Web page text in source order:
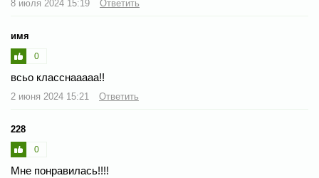
8 июля 2024 15:19 Ответить
имя
0
всьо класснааааа!!
2 июня 2024 15:21 Ответить
228
0
Мне понравилась!!!!